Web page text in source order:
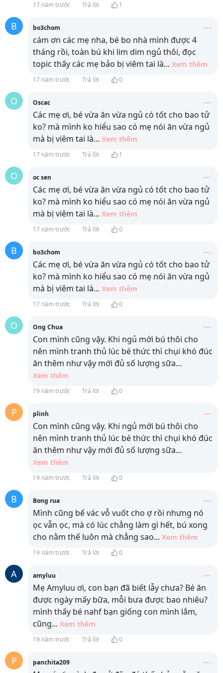
17 năm trước Trả lời 1
B bo3chom
cám ơn các mẹ nha, bé bo nhà mình được 4
tháng rồi, toàn bú khi lim dim ngủ thôi, đọc
topic thấy các mẹ bảo bị viêm tai là... Xem thêm
17 năm trước Trả lời 0
O Oscac
Các mẹ ơi, bé vừa ăn vừa ngủ có tốt cho bao tử
ko? mà mình ko hiểu sao có mẹ nói ăn vừa ngủ
mà bị viêm tai là... Xem thêm
17 năm trước Trả lời 1
O oc sen
Các mẹ ơi, bé vừa ăn vừa ngủ có tốt cho bao tử
ko? mà mình ko hiểu sao có mẹ nói ăn vừa ngủ
mà bị viêm tai là... Xem thêm
17 năm trước Trả lời 0
B bo3chom
Các mẹ ơi, bé vừa ăn vừa ngủ có tốt cho bao tử
ko? mà mình ko hiểu sao có mẹ nói ăn vừa ngủ
mà bị viêm tai là... Xem thêm
17 năm trước Trả lời 0
O Ong Chua
Con mình cũng vậy. Khi ngủ mới bú thôi cho
nên mình tranh thủ lúc bé thức thì chụi khó đúc
ăn thêm như vậy mới đủ số lượng sữa...
Xem thêm
19 năm trước Trả lời 0
P plinh
Con mình cũng vậy. Khi ngủ mới bú thôi cho
nên mình tranh thủ lúc bé thức thì chụi khó đúc
ăn thêm như vậy mới đủ số lượng sữa...
Xem thêm
19 năm trước Trả lời 0
B Bong rua
Mình cũng bế vác vỗ vuốt cho ợ rồi nhưng nó
ọc vẫn ọc, mà có lúc chẳng làm gì hết, bú xong
cho nằm thế luôn mà chẳng sao... Xem thêm
19 năm trước Trả lời 0
A amyluu
Mẹ Amyluu ơi, con bạn đã biết lẫy chưa? Bé ăn
được ngày mấy bữa, mỗi bưa được bao nhiêu?
mình thấy bé nahf bạn giống con mình lắm,
cũng... Xem thêm
19 năm trước Trả lời 0
P panchita209